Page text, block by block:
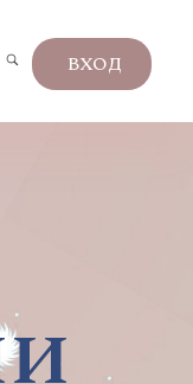
ВХОД